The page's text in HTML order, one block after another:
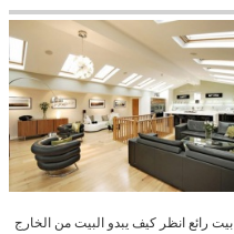
بيت رائع انظر كيف يبدو البيت من الخارج